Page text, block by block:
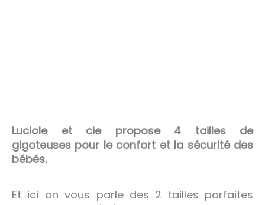
Luciole et cie
propose 4 tailles de
gigoteuses pour le confort et la sécurité des
bébés.
Et ici on vous parle des 2 tailles parfaites